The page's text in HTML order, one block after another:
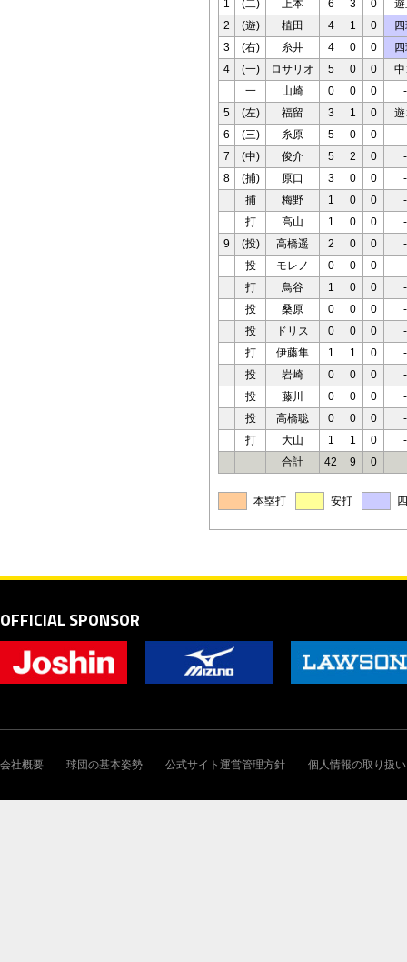
1 (二) 上本 6 3 0
2
(遊) 植田 4 1 0
3
(右) 糸井 4 0 0
4
(一) ロサリオ 5 0 0
一
山崎 0 0 0
-
5
(左) 福留 3 1 0
6
(三) 糸原 5 0 0
-
7
(中) 俊介 5 2 0
-
8
(捕) 原口 3 0 0
-
捕
梅野 1 0 0
-
打
高山 1 0 0
-
9
(投) 高橋遥 2 0 0
-
投
モレノ 0 0 0
-
打
鳥谷 1 0 0
-
投
桑原 0 0 0
-
投
ドリス 0 0 0
-
打
伊藤隼 1 1 0
-
投
岩崎 0 0 0
-
投
藤川 0 0 0
-
投
高橋聡 0 0 0
-
打
大山 1 1 0
-
合計
42 9 0
本塁打 安打
OFFICIAL SPONSOR
会社概要 球団の基本姿勢 公式サイト運営管理方針 個人情報の取り扱い